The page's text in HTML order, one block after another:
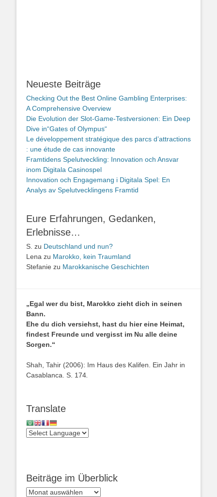
Neueste Beiträge
Checking Out the Best Online Gambling Enterprises:
A Comprehensive Overview
Die Evolution der Slot-Game-Testversionen: Ein Deep
Dive in“Gates of Olympus“
Le développement stratégique des parcs d’attractions
: une étude de cas innovante
Framtidens Spelutveckling: Innovation och Ansvar
inom Digitala Casinospel
Innovation och Engagemang i Digitala Spel: En
Analys av Spelutvecklingens Framtid
Eure Erfahrungen, Gedanken,
Erlebnisse…
S. zu Deutschland und nun?
Lena zu Marokko, kein Traumland
Stefanie zu Marokkanische Geschichten
„Egal wer du bist, Marokko zieht dich in seinen
Bann.
Ehe du dich versiehst, hast du hier eine Heimat,
findest Freunde und vergisst im Nu alle deine
Sorgen.“
Shah, Tahir (2006): Im Haus des Kalifen. Ein Jahr in
Casablanca. S. 174
Translate
Beiträge im Überblick
Beiträge